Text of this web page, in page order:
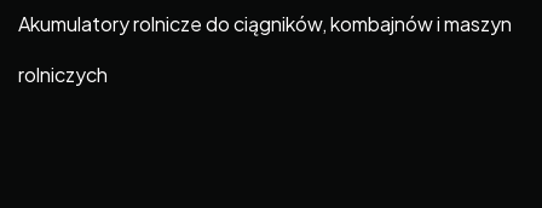
Akumulatory rolnicze do ciągników, kombajnów i maszyn
rolniczych